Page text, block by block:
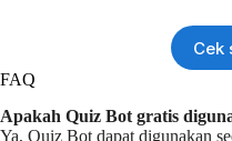
Cek
FAQ
Apakah Quiz Bot gratis
Ya, Quiz Bot dapat digunakan